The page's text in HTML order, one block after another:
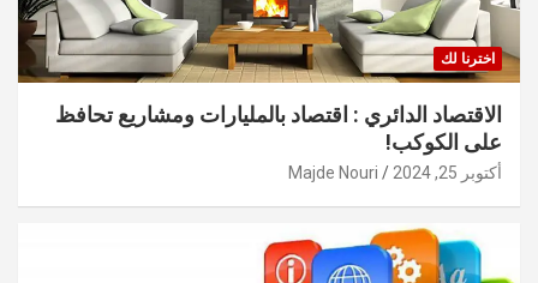
اخترنا لك
الاقتصاد الدائري : اقتصاد بالمليارات ومشاريع تحافظ
على الكوكب!
أكتوبر 25, 2024 Majde Nouri